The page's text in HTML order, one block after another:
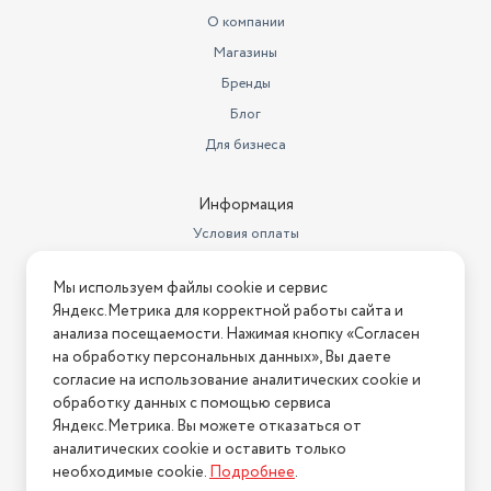
60
Дополнительная информация
фиксированное положение
«малое пламя»
4
Общее количество конфорок
4
Вес в транспортной упаковке
14 кг
Габариты транспортной
упаковки
64х15х57 см
Гарантийный срок
24 месяца
Стандарты HDTV
5 лет
Тип электроподжига
автоматический
белый
О компании
Магазины
Бренды
Блог
Для бизнеса
Информация
Условия оплаты
Условия возврата
Нашли ошибку на сайте? Напишите нам
2026 © Интернет-магазин "АстМаркет". У нас есть всё!
Политика конфиденциальности
Мы используем файлы cookie и сервис
Яндекс.Метрика для корректной работы сайта и
анализа посещаемости. Нажимая кнопку «Согласен
на обработку персональных данных», Вы даете
согласие на использование аналитических cookie и
обработку данных с помощью сервиса
Яндекс.Метрика. Вы можете отказаться от
аналитических cookie и оставить только
необходимые cookie.Подробнее.